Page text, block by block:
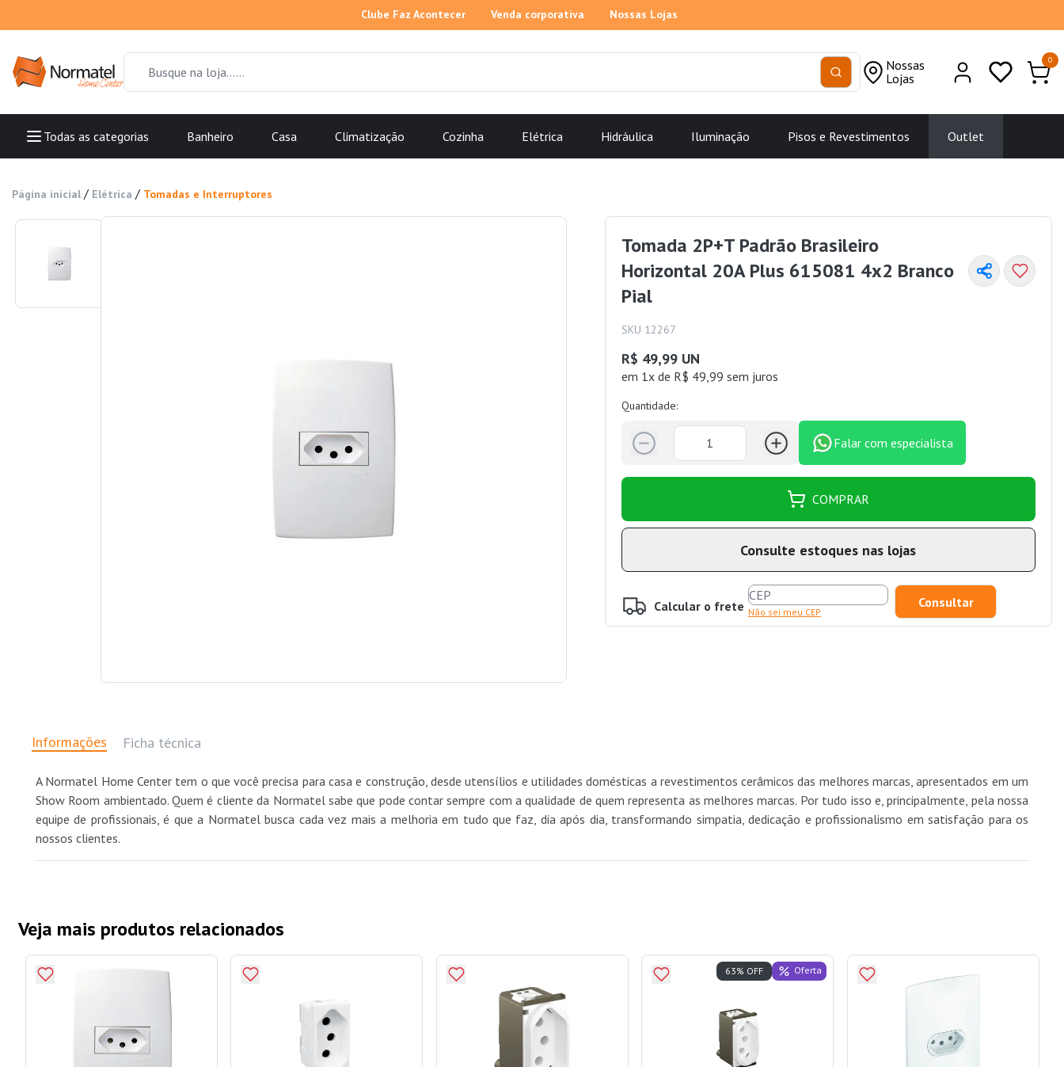
Clube Faz Acontecer Venda corporativa Nossas Lojas
Nossas
Lojas
0
Todas as categorias Banheiro Casa Climatização Cozinha Elétrica Hidráulica Iluminação Pisos e Revestimentos Outlet
Página inicial / Elétrica / Tomadas e Interruptores
Tomada 2P+T Padrão Brasileiro
Horizontal 20A Plus 615081 4x2 Branco
Pial
SKU 12267
R$ 49,99 UN
em 1x de R$ 49,99 sem juros
Quantidade:
Falar com especialista
COMPRAR
Consulte estoques nas lojas
Calcular o frete Não sei meu CEP
Informações Ficha técnica
A Normatel Home Center tem o que você precisa para casa e construção, desde utensílios e utilidades domésticas a revestimentos cerâmicos das melhores marcas, apresentados em um
Show Room ambientado. Quem é cliente da Normatel sabe que pode contar sempre com a qualidade de quem representa as melhores marcas. Por tudo isso e, principalmente, pela nossa
equipe de profissionais, é que a Normatel busca cada vez mais a melhoria em tudo que faz, dia após dia, transformando simpatia, dedicação e profissionalismo em satisfação para os
nossos clientes.
Veja mais produtos relacionados
63% OFF Oferta